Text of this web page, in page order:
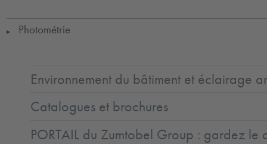
to
35
▶ Photométrie
Environnement du bâtiment et éclairage
Catalogues et brochures
PORTAIL du Zumtobel Group : gardez le